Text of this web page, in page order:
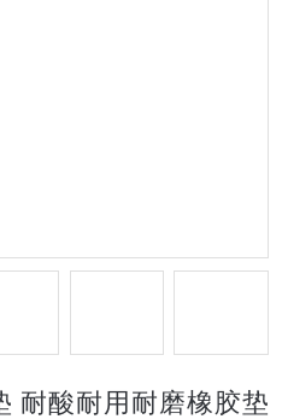
耐酸耐用耐磨橡胶垫